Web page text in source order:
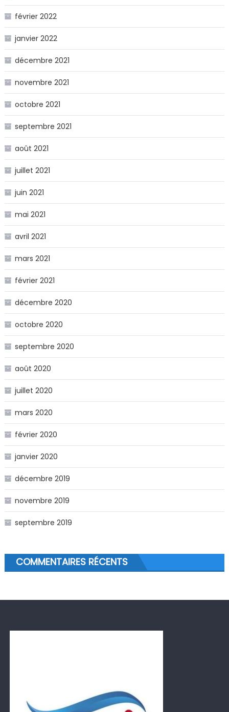
février 2022
janvier 2022
décembre 2021
novembre 2021
octobre 2021
septembre 2021
août 2021
juillet 2021
juin 2021
mai 2021
avril 2021
mars 2021
février 2021
décembre 2020
octobre 2020
septembre 2020
août 2020
juillet 2020
mars 2020
février 2020
janvier 2020
décembre 2019
novembre 2019
septembre 2019
COMMENTAIRES RÉCENTS